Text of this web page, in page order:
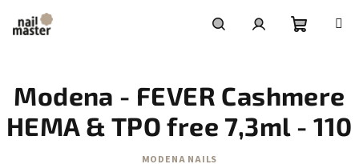
obsah
košík
Modena - FEVER Cashmere
HEMA & TPO free 7,3ml - 110
MODENA NAILS